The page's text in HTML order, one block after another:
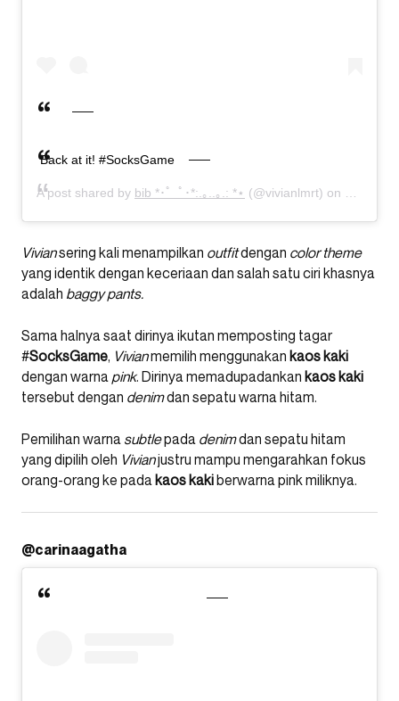
Back at it! #SocksGame
A post shared by bib *･゜ﾟ･*:.｡..｡.: *⋆ (@vivianlmrt) on
Viviansering kali menampilkan outfitdengan color theme
yang identik dengan keceriaan dan salah satu ciri khasnya
adalah baggy pants.
Sama halnya saat dirinya ikutan memposting tagar
#SocksGame, Vivianmemilih menggunakan kaos kaki
dengan warna pink. Dirinya memadupadankan kaos kaki
tersebut dengan denimdan sepatu warna hitam.
Pemilihan warna subtlepada denimdan sepatu hitam
yang dipilih oleh Vivianjustru mampu mengarahkan fokus
orang-orang ke pada kaos kakiberwarna pink miliknya.
@carinaagatha